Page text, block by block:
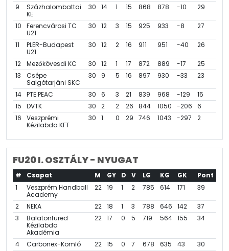
9
Százhalombattai
KE
30 14 1 15 868 878 -10 29
10
Ferencvárosi TC
U21
30 12 3 15 925 933 -8 27
11
PLER-Budapest
U21
30 12 2 16 911 951 -40 26
12 Mezőkövesdi KC 30 12 1 17 872 889 -17
25
13
Csépe
Salgótarjáni SKC
30 9 5 16 897 930 -33 23
14 PTE PEAC 30 6 3 21 839 968 -129
15
15
DVTK 30 2 2 26 844 1050 -206
6
16
Veszprémi
Kézilabda KFT
30 1 0 29 746 1043 -297 2
FU20 I. OSZTÁLY - NYUGAT
# Csapat M GY D V LG KG GK
Pont
1
Veszprém Handball
Academy
22 19 1 2 785 614 171 39
2 NEKA 22 18 1 3 788 646 142
37
3
Balatonfüred
Kézilabda
Akadémia
22 17 0 5 719 564 155 34
4 Carbonex-Komló 22 15 0 7 678 635 43
30